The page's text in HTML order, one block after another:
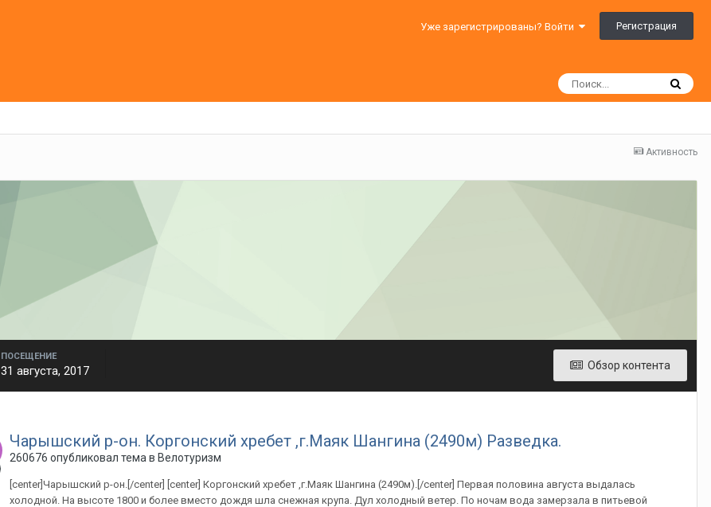
Уже зарегистрированы? Войти Регистрация
Активность
Обзор контента
ПОСЕЩЕНИЕ
31 августа, 2017
Чарышский р-он. Коргонский хребет ,г.Маяк Шангина (2490м) Разведка.
260676 опубликовал тема в Велотуризм
[center]Чарышский р-он.[/center] [center] Коргонский хребет ,г.Маяк Шангина (2490м).[/center] Первая половина августа выдалась
холодной. На высоте 1800 и более вместо дождя шла снежная крупа. Дул холодный ветер. По ночам вода замерзала в питьевой